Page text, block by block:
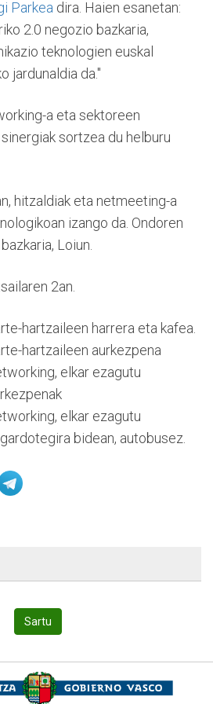
Parkea dira. Haien esanetan:
2.0 negozio bazkaria,
teknologien euskal
jardunaldia da."
a eta sektoreen
sortzea du helburu
hitzaldiak eta netmeeting-a
izango da. Ondoren
bazkaria, Loiun.
2an.
hartzaileen harrera eta kafea.
hartzaileen aurkezpena
elkar ezagutu
elkar ezagutu
bidean, autobusez.
Sartu